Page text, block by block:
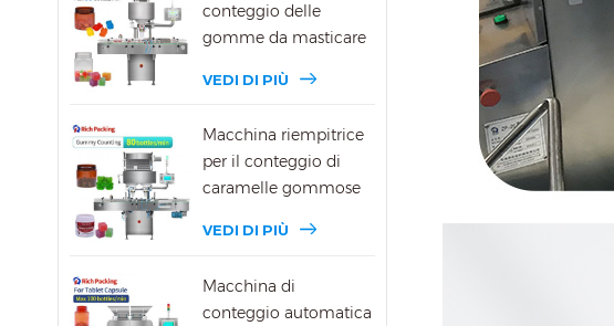
conteggio delle
gomme da masticare
VEDI DI PIÙ
Macchina riempitrice
per il conteggio di
caramelle gommose
VEDI DI PIÙ
Macchina di
conteggio automatica